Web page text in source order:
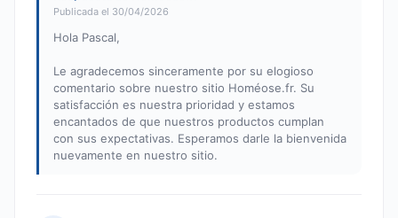
Publicada el 30/04/2026
Hola Pascal,
Le agradecemos sinceramente por su elogioso
comentario sobre nuestro sitio Homéose.fr. Su
satisfacción es nuestra prioridad y estamos
encantados de que nuestros productos cumplan
con sus expectativas. Esperamos darle la bienvenida
nuevamente en nuestro sitio.